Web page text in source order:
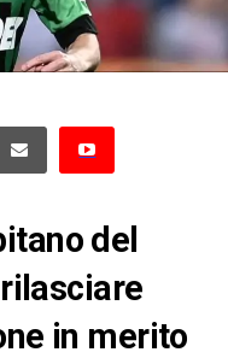
del
in merito